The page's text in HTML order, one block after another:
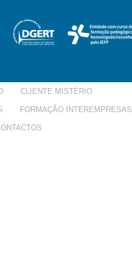
CLIENTE MISTÉRIO
FORMAÇÃO INTEREMPRESAS